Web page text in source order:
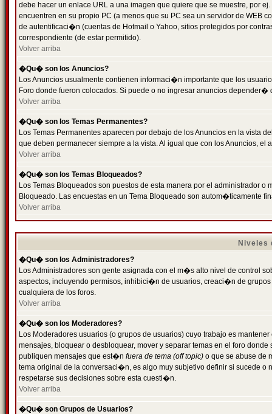
debe hacer un enlace URL a una imagen que quiere que se muestre, por
encuentren en su propio PC (a menos que su PC sea un servidor de
de autentificaci�n (cuentas de Hotmail o Yahoo, sitios protegidos por
correspondiente (de estar permitido).
Volver arriba
�Qu� son los Anuncios?
Los Anuncios usualmente contienen informaci�n importante que los
Foro donde fueron colocados. Si puede o no ingresar anuncios
Volver arriba
�Qu� son los Temas Permanentes?
Los Temas Permanentes aparecen por debajo de los Anuncios en la
que deben permanecer siempre a la vista. Al igual que con los Anuncios,
Volver arriba
�Qu� son los Temas Bloqueados?
Los Temas Bloqueados son puestos de esta manera por el administrador
Bloqueado. Las encuestas en un Tema Bloqueado son autom�ticamente
Volver arriba
Niveles
�Qu� son los Administradores?
Los Administradores son gente asignada con el m�s alto nivel de control
aspectos, incluyendo permisos, inhibici�n de usuarios, creaci�n de
cualquiera de los foros.
Volver arriba
�Qu� son los Moderadores?
Los Moderadores usuarios (o grupos de usuarios) cuyo trabajo es
mensajes, bloquear o desbloquear, mover y separar temas en el foro
publiquen mensajes que est�n fuera de tema (off topic) o que se abuse de
tema original de la conversaci�n, es algo muy subjetivo definir si sucede
respetarse sus decisiones sobre esta cuesti�n.
Volver arriba
�Qu� son Grupos de Usuarios?